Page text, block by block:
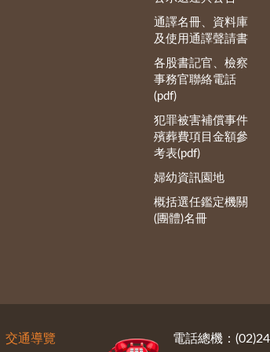
通譯名冊、資料庫
及使用通譯聲請書
各股書記官、檢察
事務官聯絡電話
(pdf)
犯罪被害補償事件
殯葬費項目金額參
考表(pdf)
婦幼資訊園地
概括選任鑑定機關
(團體)名冊
交通導覽 電話總機：